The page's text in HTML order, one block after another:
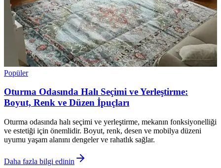
Popüler
Oturma Odasında Halı Seçimi ve Yerleştirme:
Boyut, Renk ve Düzen İpuçları
Oturma odasında halı seçimi ve yerleştirme, mekanın fonksiyonelliği
ve estetiği için önemlidir. Boyut, renk, desen ve mobilya düzeni
uyumu yaşam alanını dengeler ve rahatlık sağlar.
Daha fazla bilgi edinin